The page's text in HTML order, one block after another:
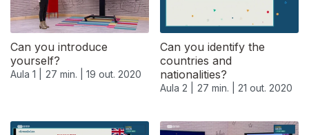
Can you introduce
yourself?
Aula 1 | 27 min. | 19 out. 2020
Can you identify the
countries and
nationalities?
Aula 2 | 27 min. | 21 out. 2020